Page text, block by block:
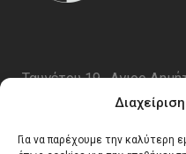
Για να παρέχουμε την καλύτερη
Ταυγέτου 19 , Αγιος
email: